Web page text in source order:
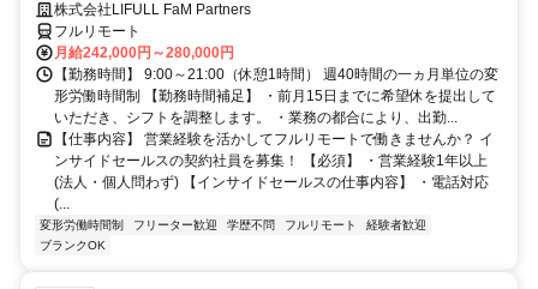
有 株式会社LIFULL FaM Partners
フルリモート
月給242,000円～280,000円
【勤務時間】 9:00～21:00（休憩1時間） 週40時間の一ヵ月単位の変
形労働時間制 【勤務時間補足】 ・前月15日までに希望休を提出して
いただき、シフトを調整します。 ・業務の都合により、出勤...
【仕事内容】 営業経験を活かしてフルリモートで働きませんか？ イ
ンサイドセールスの契約社員を募集！ 【必須】 ・営業経験1年以上
(法人・個人問わず) 【インサイドセールスの仕事内容】 ・電話対応
(...
変形労働時間制 フリーター歓迎 学歴不問 フルリモート
経験者歓迎
ブランクOK